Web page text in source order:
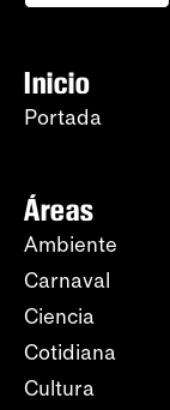
Inicio
Portada
Áreas
Ambiente
Carnaval
Ciencia
Cotidiana
Cultura